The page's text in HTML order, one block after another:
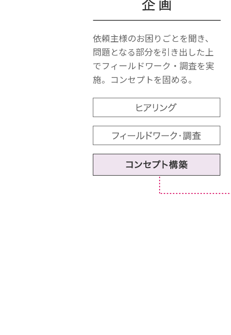
依頼主様のお困りごとを聞き、
問題となる部分を引き出した上
でフィールドワーク・調査を実
施。コンセプトを固める。